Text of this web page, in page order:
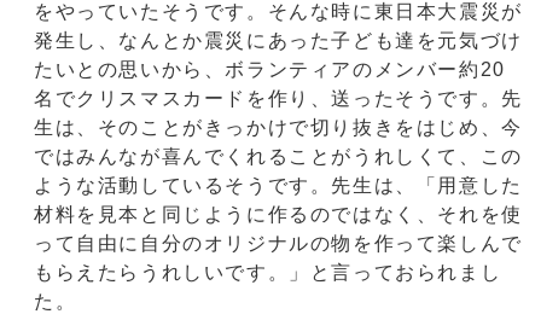
をやっていたそうです。そんな時に東日本大震災が
発生し、なんとか震災にあった子ども達を元気づけ
たいとの思いから、ボランティアのメンバー約20
名でクリスマスカードを作り、送ったそうです。先
生は、そのことがきっかけで切り抜きをはじめ、今
ではみんなが喜んでくれることがうれしくて、この
ような活動しているそうです。先生は、「用意した
材料を見本と同じように作るのではなく、それを使
って自由に自分のオリジナルの物を作って楽しんで
もらえたらうれしいです。」と言っておられまし
た。